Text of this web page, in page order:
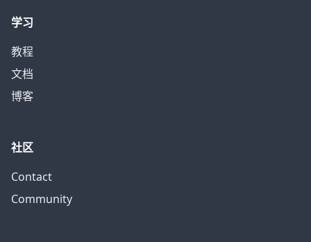
学习
教程
文档
博客
社区
Contact
Community